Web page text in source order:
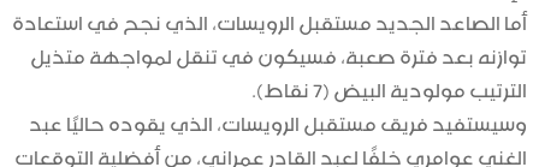
أما الصاعد الجديد مستقبل الرويسات، الذي نجح في استعادة
توازنه بعد فترة صعبة، فسيكون في تنقل لمواجهة متذيل
الترتيب مولودية البيض (7 نقاط).
وسيستفيد فريق مستقبل الرويسات، الذي يقوده حاليًا عبد
الغني عوامري خلفًا لعبد القادر عمراني، من أفضلية التوقعات